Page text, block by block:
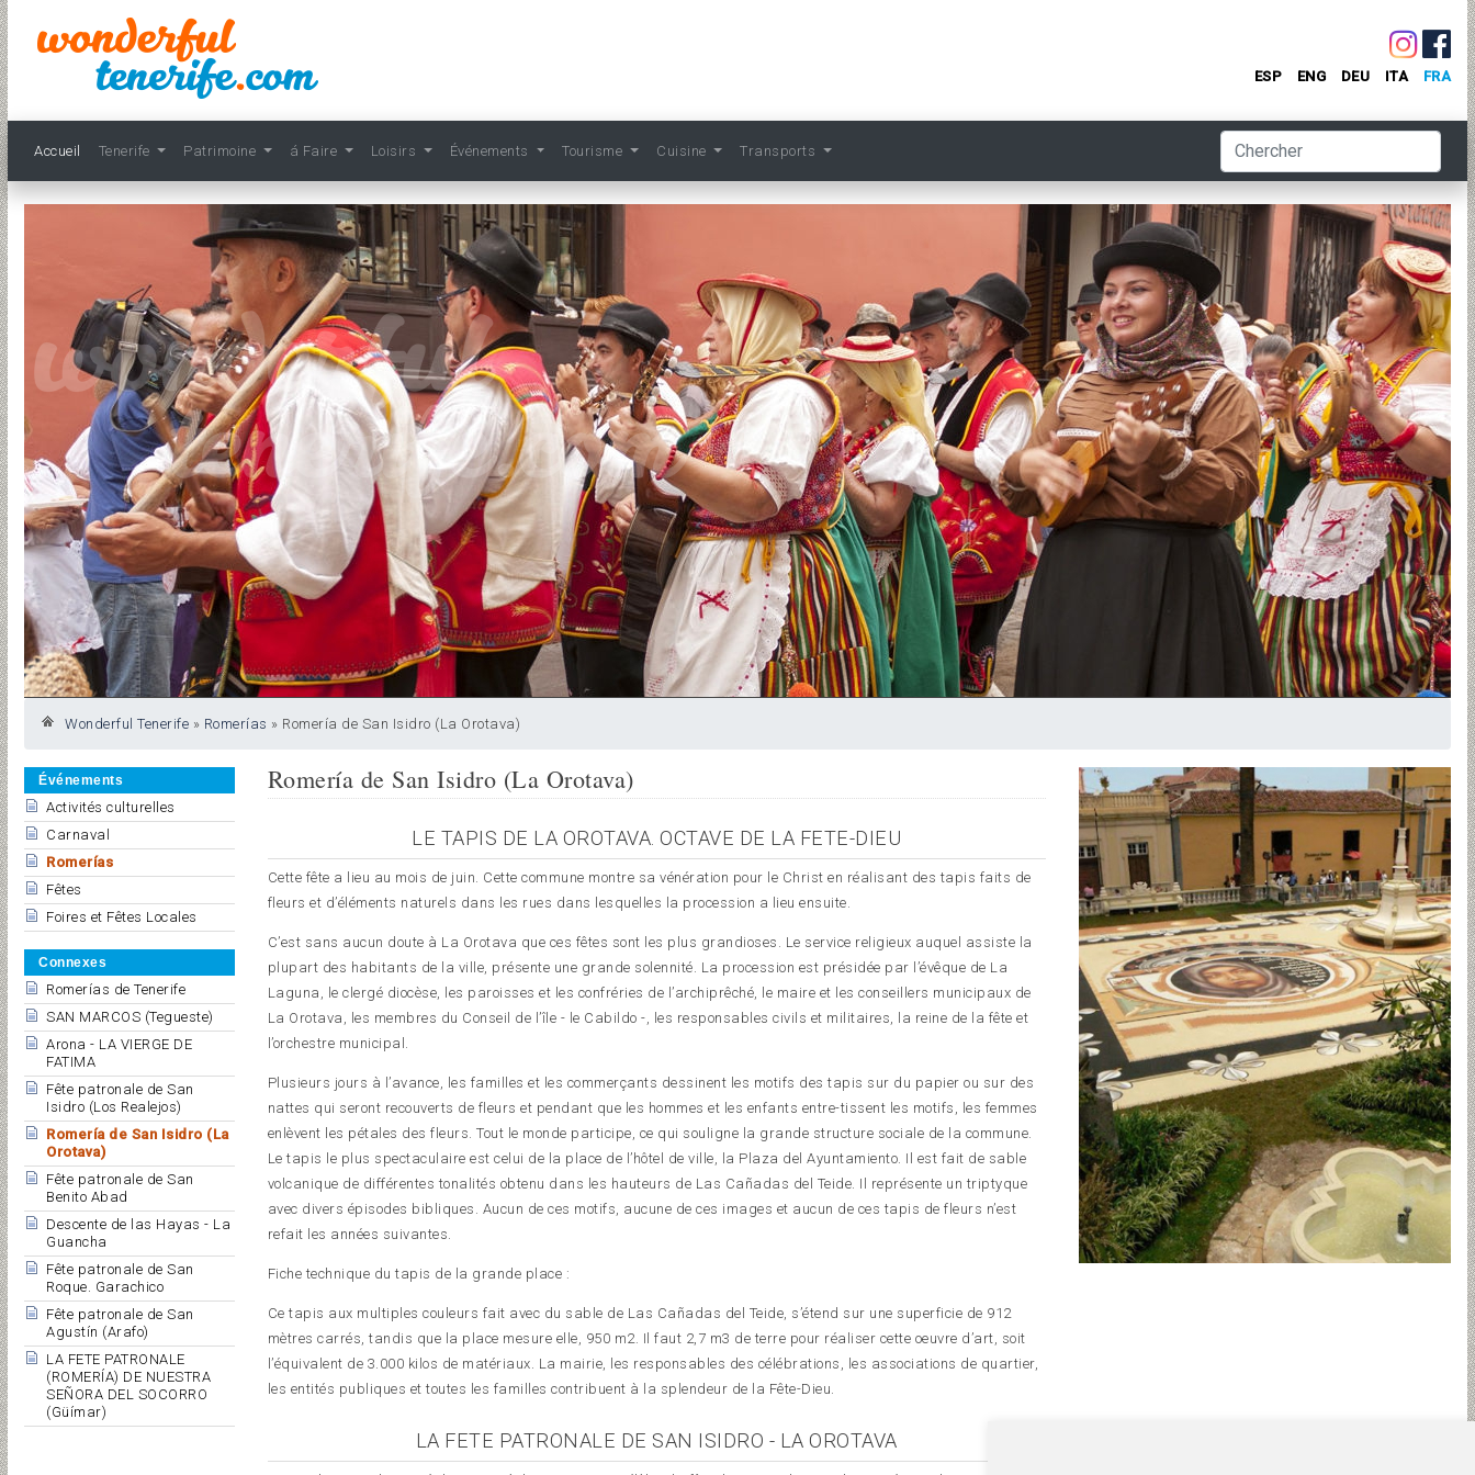
Accueil Tenerife Patrimoine á Faire Loisirs Événements Tourisme Cuisine Transports
ESP ENG DEU ITA FRA
Wonderful Tenerife » Romerías » Romería de San Isidro (La Orotava)
Événements
Activités culturelles
Carnaval
Romerías
Fêtes
Foires et Fêtes Locales
Connexes
Romerías de Tenerife
SAN MARCOS (Tegueste)
Arona - LA VIERGE DE
FATIMA
Fête patronale de San
Isidro (Los Realejos)
Romería de San Isidro (La
Orotava)
Fête patronale de San
Benito Abad
Descente de las Hayas - La
Guancha
Fête patronale de San
Roque. Garachico
Fête patronale de San
Agustín (Arafo)
LA FETE PATRONALE
(ROMERÍA) DE NUESTRA
SEÑORA DEL SOCORRO
(Güímar)
Romería de San Isidro (La Orotava)
LE TAPIS DE LA OROTAVA. OCTAVE DE LA FETE-DIEU
Cette fête a lieu au mois de juin. Cette commune montre sa vénération pour le Christ en réalisant des tapis faits de
fleurs et d’éléments naturels dans les rues dans lesquelles la procession a lieu ensuite.
C’est sans aucun doute à La Orotava que ces fêtes sont les plus grandioses. Le service religieux auquel assiste la
plupart des habitants de la ville, présente une grande solennité. La procession est présidée par l’évêque de La
Laguna, le clergé diocèse, les paroisses et les confréries de l’archiprêché, le maire et les conseillers municipaux de
La Orotava, les membres du Conseil de l’île - le Cabildo -, les responsables civils et militaires, la reine de la fête et
l’orchestre municipal.
Plusieurs jours à l’avance, les familles et les commerçants dessinent les motifs des tapis sur du papier ou sur des
nattes qui seront recouverts de fleurs et pendant que les hommes et les enfants entre-tissent les motifs, les femmes
enlèvent les pétales des fleurs. Tout le monde participe, ce qui souligne la grande structure sociale de la commune.
Le tapis le plus spectaculaire est celui de la place de l’hôtel de ville, la Plaza del Ayuntamiento. Il est fait de sable
volcanique de différentes tonalités obtenu dans les hauteurs de Las Cañadas del Teide. Il représente un triptyque
avec divers épisodes bibliques. Aucun de ces motifs, aucune de ces images et aucun de ces tapis de fleurs n’est
refait les années suivantes.
Fiche technique du tapis de la grande place :
Ce tapis aux multiples couleurs fait avec du sable de Las Cañadas del Teide, s’étend sur une superficie de 912
mètres carrés, tandis que la place mesure elle, 950 m2. Il faut 2,7 m3 de terre pour réaliser cette oeuvre d’art, soit
l’équivalent de 3.000 kilos de matériaux. La mairie, les responsables des célébrations, les associations de quartier,
les entités publiques et toutes les familles contribuent à la splendeur de la Fête-Dieu.
LA FETE PATRONALE DE SAN ISIDRO - LA OROTAVA